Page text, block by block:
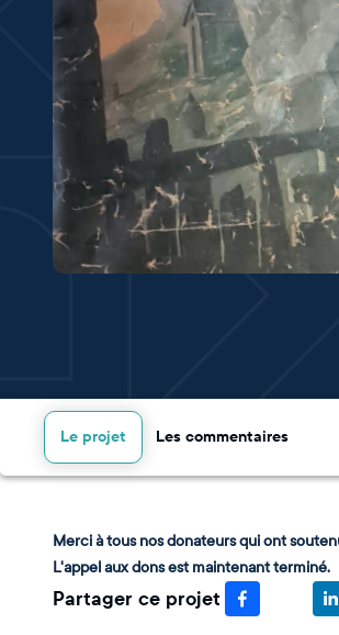
Le projet Les commentaires
Merci à tous nos donateurs qui ont
L'appel aux dons est maintenant terminé.
Partager ce projet